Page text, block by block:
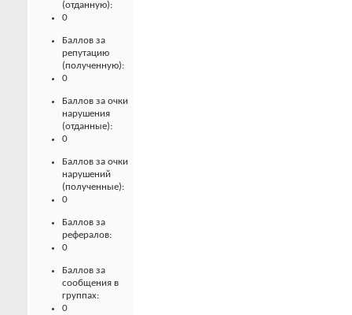
(отданную):
0
Баллов за
репутацию
(полученную):
0
Баллов за очки
нарушения
(отданные):
0
Баллов за очки
нарушений
(полученные):
0
Баллов за
рефералов:
0
Баллов за
сообщения в
группах:
0